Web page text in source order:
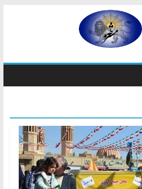
مشروطه
مشروطه
حزب
راه
و
شیوه
ایرانیانی
است
که